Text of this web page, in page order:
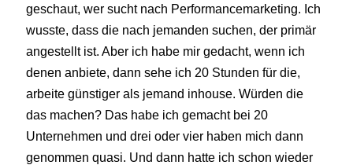
geschaut, wer sucht nach Performancemarketing. Ich
wusste, dass die nach jemanden suchen, der primär
angestellt ist. Aber ich habe mir gedacht, wenn ich
denen anbiete, dann sehe ich 20 Stunden für die,
arbeite günstiger als jemand inhouse. Würden die
das machen? Das habe ich gemacht bei 20
Unternehmen und drei oder vier haben mich dann
genommen quasi. Und dann hatte ich schon wieder